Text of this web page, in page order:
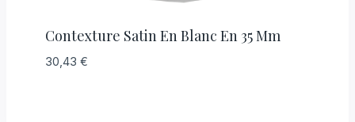
Contexture Satin En Blanc En 35 Mm
30,43 €